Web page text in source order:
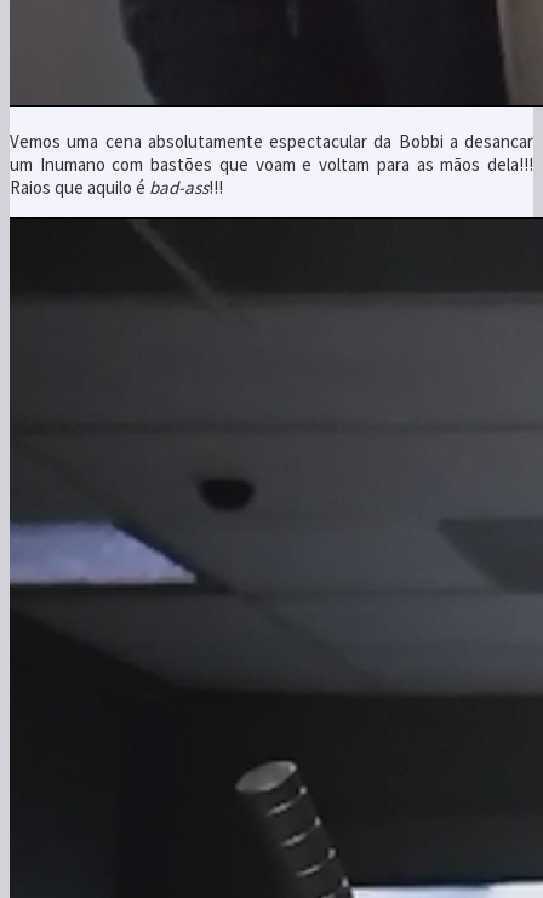
Vemos uma cena absolutamente espectacular da Bobbi a desancar
um Inumano com bastões que voam e voltam para as mãos dela!!!
Raios que aquilo é bad-ass!!!